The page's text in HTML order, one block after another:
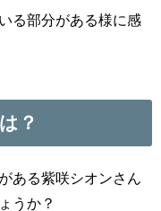
る部分がある様に感
？
ある紫咲シオンさん
うか？